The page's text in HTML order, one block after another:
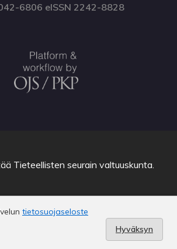
6806 eISSN 2242-8828
tietosuojaseloste
Hyväksyn
Tieteellisten seurain valtuuskunta.